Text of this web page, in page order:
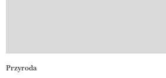
Przyroda